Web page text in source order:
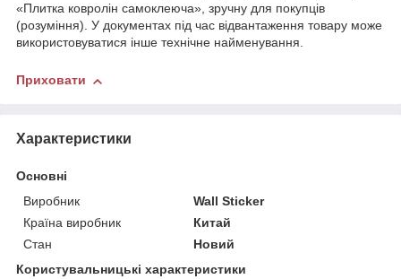
«Плитка ковролін самоклеюча», зручну для покупців
(розуміння). У документах під час відвантаження товару може
використовуватися інше технічне найменування.
Приховати
Характеристики
Основні
Виробник
Wall Sticker
Країна виробник
Китай
Стан
Новий
Користувальницькі характеристики